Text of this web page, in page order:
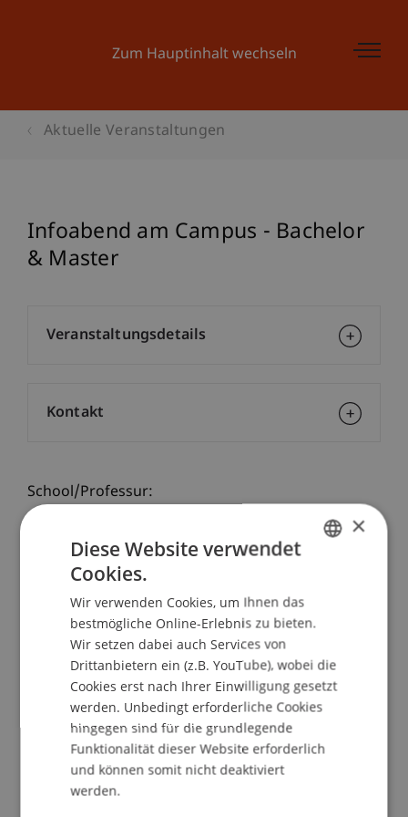
Zum Hauptinhalt wechseln
Aktuelle Veranstaltungen
Infoabend am Campus - Bachelor
& Master
School/Professur:
Wir beraten dich - vor Ort und persönlich!
Bei unseren Infoabenden erhältst du alle
grundlegenden Informationen zum Bachelor-
oder Masterstudiengang deiner Wahl, unsere
Student Ambassadors geben dir Einblicke in das
Studienleben und unsere Studiengangs- und
Serviceteams beantworten all deine Fragen
individuell.
ABLAUF Infoabend am Campus
Veranstaltungsdetails
Kontakt
×
Diese Website verwendet
Cookies.
Wir verwenden Cookies, um Ihnen das
bestmögliche Online-Erlebnis zu bieten.
Wir setzen dabei auch Services von
Drittanbietern ein (z.B. YouTube), wobei die
Cookies erst nach Ihrer Einwilligung gesetzt
werden. Unbedingt erforderliche Cookies
hingegen sind für die grundlegende
Funktionalität dieser Website erforderlich
und können somit nicht deaktiviert
werden.